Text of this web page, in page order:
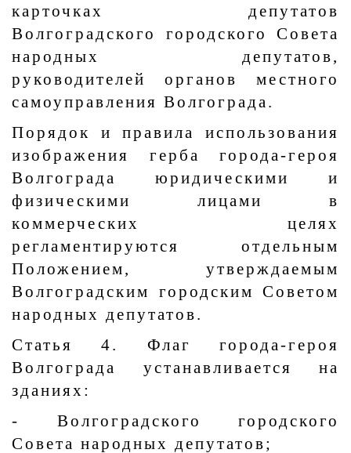
карточках депутатов
Волгоградского городского Совета
народных депутатов,
руководителей органов местного
самоуправления Волгограда.
Порядок и правила использования
изображения герба города-героя
Волгограда юридическими и
физическими лицами в
коммерческих целях
регламентируются отдельным
Положением, утверждаемым
Волгоградским городским Советом
народных депутатов.
Статья 4. Флаг города-героя
Волгограда устанавливается на
зданиях:
- Волгоградского городского
Совета народных депутатов;